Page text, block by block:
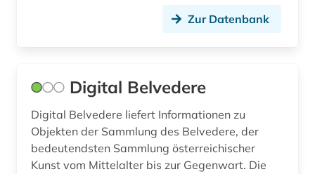
joseph antoine labadie (1)
kamee (1)
karl (hessen-kassel (1)
katalog (6)
Zur Datenbank
Digital Belvedere
Digital Belvedere liefert Informationen zu
Objekten der Sammlung des Belvedere, der
bedeutendsten Sammlung österreichischer
Kunst vom Mittelalter bis zur Gegenwart. Die